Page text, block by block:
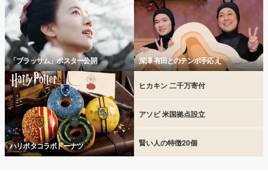
「ブラッサム」ポスター公開 深澤 有田とのテンポ手応え
ハリポタコラボドーナツ
ヒカキン 二千万寄付
アソビ 米国拠点設立
賢い人の特徴20個